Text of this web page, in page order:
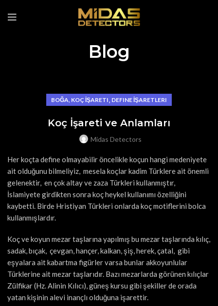
Blog
BOĞA, KOÇ İŞARETI, DEFINE İŞARETLERI
Koç İşareti ve Anlamları
Midas Detectors
Her koçta define olmayabilir öncelikle koçun hangi medeniyete
ait olduğunu bilmeliyiz, mesela koçlar kadim Türklere ait önemli
gelenektir, en çok altay ve zaza Türkleri kullanmıştır,
İslamiyete girdikten sonra koç heykel kullanımı özelliğini
kaybetti. Birde Hristiyan Türkleri onlarda koç motiflerini bolca
kullanmışlardır.
Koç ve koyun mezar taşlarına yapılmış bu mezar taşlarında kılıç,
sadak, bıçak, çevgan, hançer, kalkan, şiş, herek, çatal, gibi
eşyalara ait kabartma figürler varsa bunlar akkoyunlular
Türklerine ait mezar taşlarıdır. Bazı mezarlarda görünen kılıçlar
Zülfikar (Hz. Alinin Kılıcı), güneş kursu gibi şekiller de orada
yatan kişinin alevi inançlı olduğuna işarettir.